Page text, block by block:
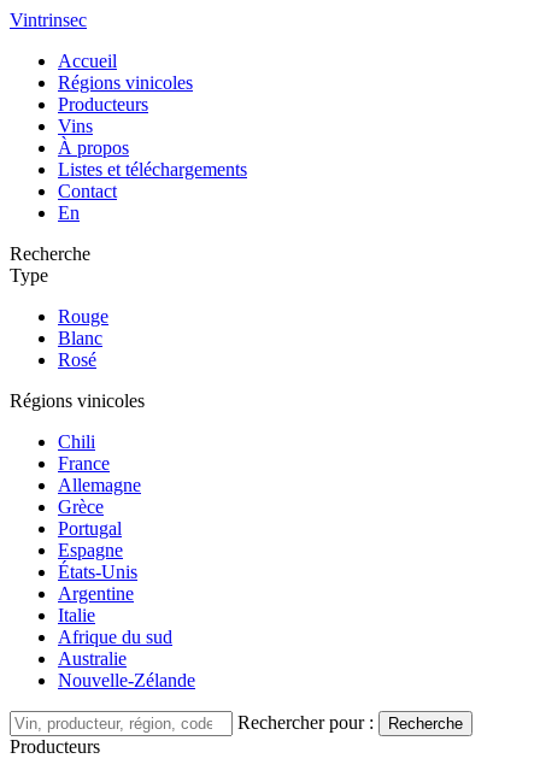
Vintrinsec
Accueil
Régions vinicoles
Producteurs
Vins
À propos
Listes et téléchargements
Contact
En
Recherche
Type
Rouge
Blanc
Rosé
Régions vinicoles
Chili
France
Allemagne
Grèce
Portugal
Espagne
États-Unis
Argentine
Italie
Afrique du sud
Australie
Nouvelle-Zélande
Rechercher pour : Recherche
Producteurs